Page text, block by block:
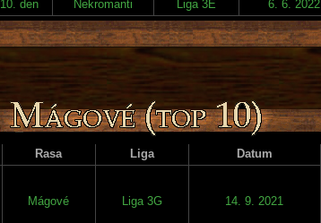
10. den Nekromanti Liga 3E 6. 6. 2022
Rasa Liga Datum
Mágové Liga 3G 14. 9. 2021